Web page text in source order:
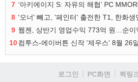
7 ‘아키에이지 S: 자유의 해협’ PC
8 '오너' 빼고, '페인터' 출전한 T1, 한화생
9 웹젠, 상반기 영업수익 773억 원…순이
10
로그인 PC화면 퀵링